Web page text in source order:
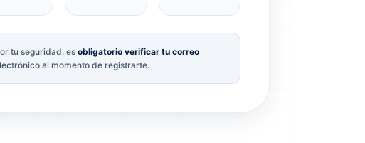
tu seguridad, esobligatorio verificar tu correo
al momento de registrarte.